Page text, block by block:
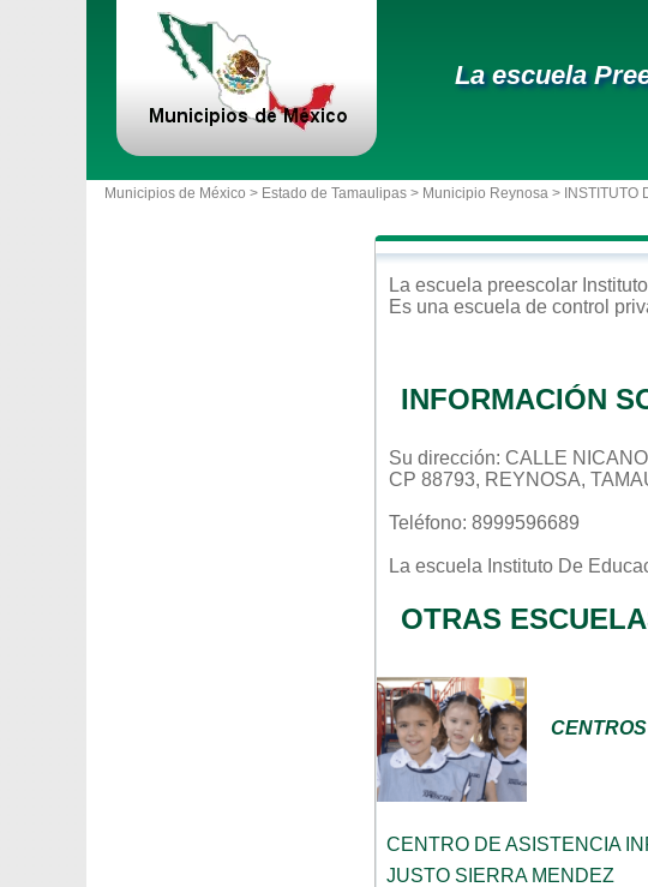
La escuela
Municipios de México > Estado de Tamaulipas > Municipio Reynosa > INSTITUTO
La escuela preescolar
Es una escuela de control
INFORMACIÓN
Su dirección: CALLE
CP 88793, REYNOSA,
Teléfono: 8999596689
La escuela Instituto De
OTRAS
CENTRO DE ASISTENCIA
JUSTO SIERRA MENDEZ